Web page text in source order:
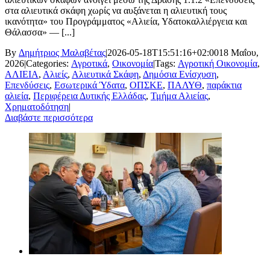
στα αλιευτικά σκάφη χωρίς να αυξάνεται η αλιευτική τους
ικανότητα» του Προγράμματος «Αλιεία, Υδατοκαλλιέργεια και
Θάλασσα» — [...]
By Δημήτριος Μαλαβέτας|2026-05-18T15:51:16+02:0018 Μαΐου,
2026|Categories: Αγροτικά, Οικονομία|Tags: Αγροτική Οικονομία,
ΑΛΙΕΙΑ, Αλιείς, Αλιευτικά Σκάφη, Δημόσια Ενίσχυση,
Επενδύσεις, Εσωτερικά Ύδατα, ΟΠΣΚΕ, ΠΑΛΥΘ, παράκτια
αλιεία, Περιφέρεια Δυτικής Ελλάδας, Τμήμα Αλιείας,
Χρηματοδότηση|
Διαβάστε περισσότερα